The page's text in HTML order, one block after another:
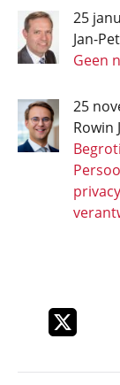
25
Jan-
Geen
25
Rowin
Deel dit